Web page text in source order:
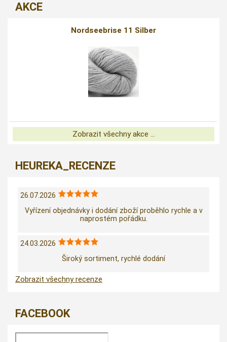
AKCE
Nordseebrise 11 Silber
Zobrazit všechny akce ...
HEUREKA_RECENZE
26.07.2026
Vyřízení objednávky i dodání zboží proběhlo rychle a v
naprostém pořádku.
24.03.2026
Široký sortiment, rychlé dodání
Zobrazit všechny recenze
FACEBOOK